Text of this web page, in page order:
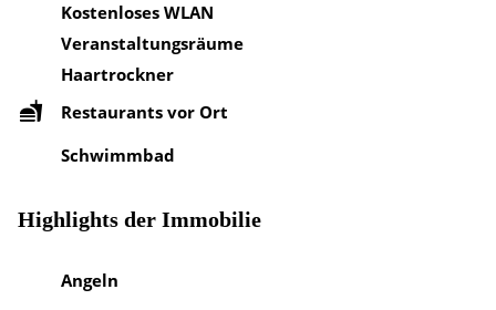
Kostenloses WLAN
Veranstaltungsräume
Haartrockner
Restaurants vor Ort
Schwimmbad
Highlights der Immobilie
Angeln